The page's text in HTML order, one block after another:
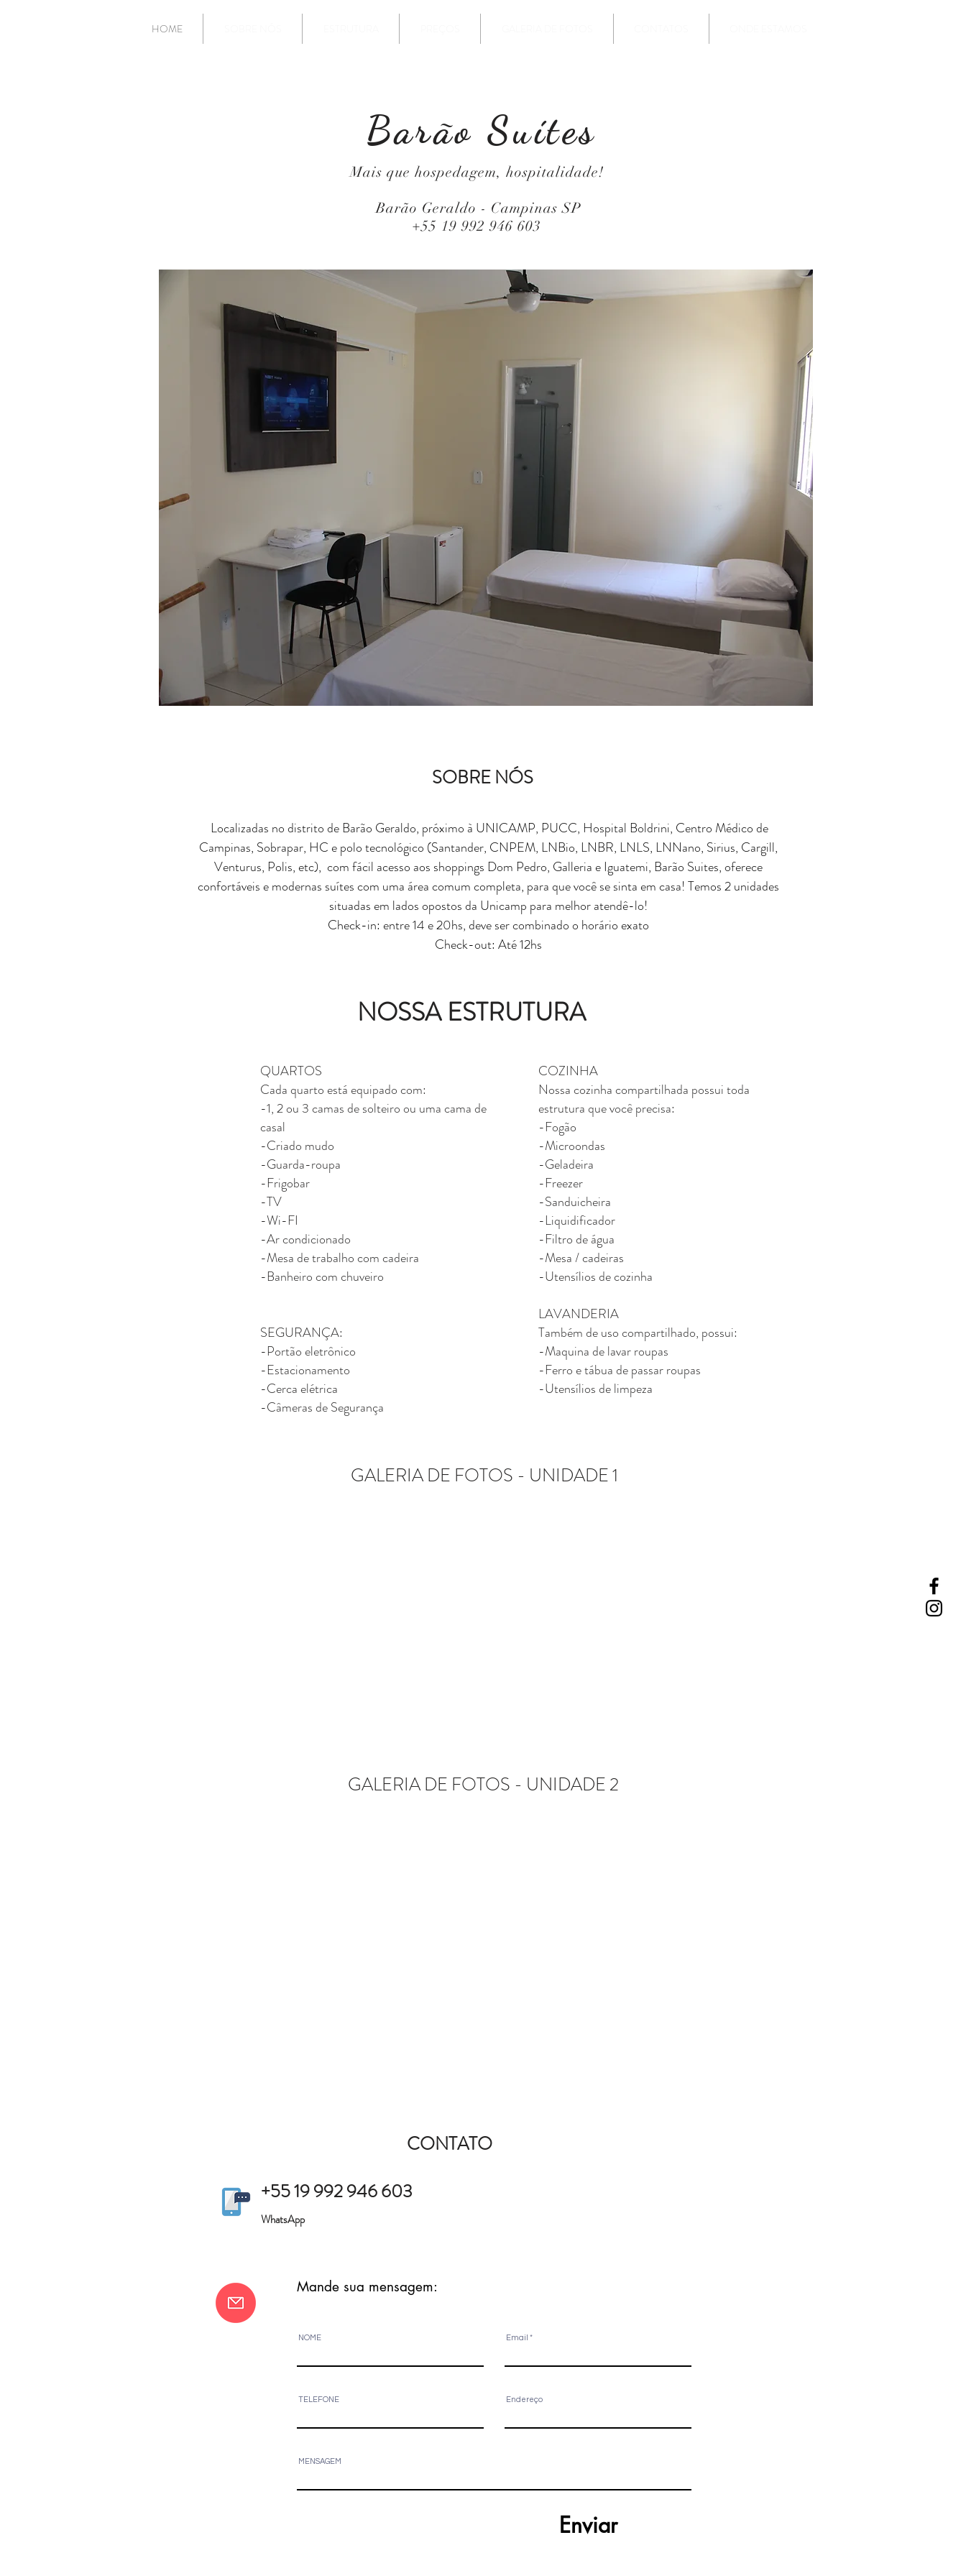
HOME
Barão Suítes
Mais que hospedagem, hospitalidade!
Barão Geraldo - Campinas SP
+55 19 992 946 603
SOBRE NÓS
Localizadas no distrito de Barão Geraldo, próximo à UNICAMP, PUCC, Hospital Boldrini, Centro Médico de
Campinas, Sobrapar, HC e polo tecnológico (Santander, CNPEM, LNBio, LNBR, LNLS, LNNano, Sirius, Cargill,
Venturus, Polis, etc), com fácil acesso aos shoppings Dom Pedro, Galleria e Iguatemi, Barão Suites, oferece
confortáveis e modernas suítes com uma área comum completa, para que você se sinta em casa! Temos 2 unidades
situadas em lados opostos da Unicamp para melhor atendê-lo!
Check-in: entre 14 e 20hs, deve ser combinado o horário exato
Check-out: Até 12hs
NOSSA ESTRUTURA
QUARTOS
Cada quarto está equipado com:
-1, 2 ou 3 camas de solteiro ou uma cama de
casal
-Criado mudo
-Guarda-roupa
-Frigobar
-TV
-Wi-FI
-Ar condicionado
-Mesa de trabalho com cadeira
-Banheiro com chuveiro
SEGURANÇA:
-Portão eletrônico
-Estacionamento
-Cerca elétrica
-Câmeras de Segurança
COZINHA
Nossa cozinha compartilhada possui toda
estrutura que você precisa:
-Fogão
-Microondas
-Geladeira
-Freezer
-Sanduicheira
-Liquidificador
-Filtro de água
-Mesa / cadeiras
-Utensílios de cozinha
LAVANDERIA
Também de uso compartilhado, possui:
-Maquina de lavar roupas
-Ferro e tábua de passar roupas
-Utensílios de limpeza
GALERIA DE FOTOS - UNIDADE 1
GALERIA DE FOTOS - UNIDADE 2
CONTATO
+55 19 992 946 603
WhatsApp
Mande sua mensagem:
NOME Email
TELEFONE Endereço
MENSAGEM
Enviar